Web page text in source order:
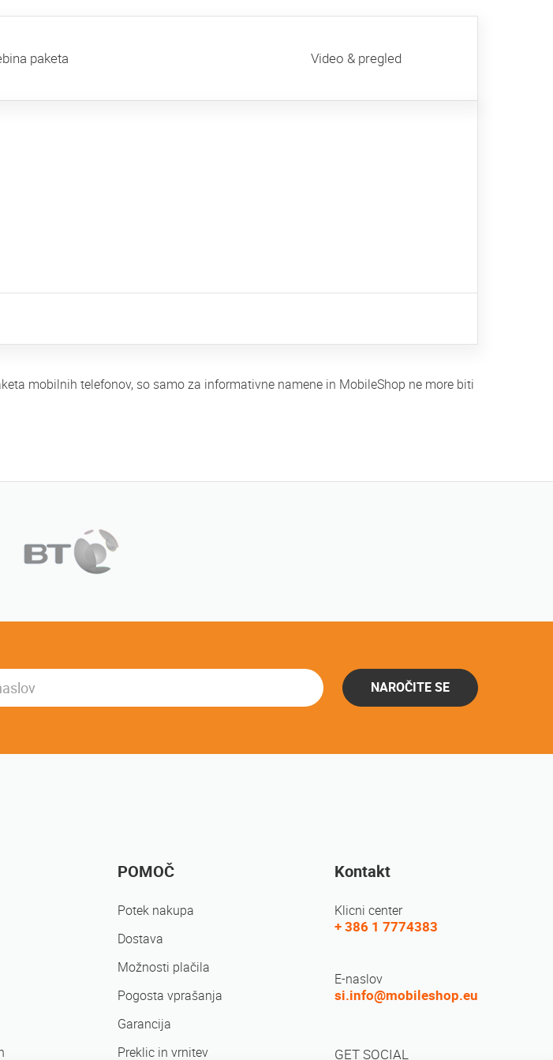
paketa Video & pregled
mobilnih telefonov, so samo za informativne namene in MobileShop ne more biti
NAROČITE SE
POMOČ
Potek nakupa
Dostava
Možnosti plačila
Pogosta vprašanja
Garancija
Preklic in vrnitev
Kontakt
Klicni center
+ 386 1 7774383
E-naslov
si.info@mobileshop.eu
GET SOCIAL